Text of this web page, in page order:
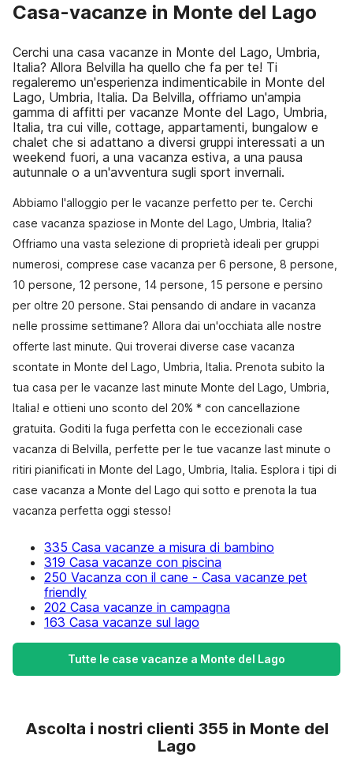
Casa-vacanze in Monte del Lago
Cerchi una casa vacanze in Monte del Lago, Umbria,
Italia? Allora Belvilla ha quello che fa per te! Ti
regaleremo un'esperienza indimenticabile in Monte del
Lago, Umbria, Italia. Da Belvilla, offriamo un'ampia
gamma di affitti per vacanze Monte del Lago, Umbria,
Italia, tra cui ville, cottage, appartamenti, bungalow e
chalet che si adattano a diversi gruppi interessati a un
weekend fuori, a una vacanza estiva, a una pausa
autunnale o a un'avventura sugli sport invernali.
Abbiamo l'alloggio per le vacanze perfetto per te. Cerchi
case vacanza spaziose in Monte del Lago, Umbria, Italia?
Offriamo una vasta selezione di proprietà ideali per gruppi
numerosi, comprese case vacanza per 6 persone, 8 persone,
10 persone, 12 persone, 14 persone, 15 persone e persino
per oltre 20 persone. Stai pensando di andare in vacanza
nelle prossime settimane? Allora dai un'occhiata alle nostre
offerte last minute. Qui troverai diverse case vacanza
scontate in Monte del Lago, Umbria, Italia. Prenota subito la
tua casa per le vacanze last minute Monte del Lago, Umbria,
Italia! e ottieni uno sconto del 20% * con cancellazione
gratuita. Goditi la fuga perfetta con le eccezionali case
vacanza di Belvilla, perfette per le tue vacanze last minute o
ritiri pianificati in Monte del Lago, Umbria, Italia. Esplora i tipi di
case vacanza a Monte del Lago qui sotto e prenota la tua
vacanza perfetta oggi stesso!
335 Casa vacanze a misura di bambino
319 Casa vacanze con piscina
250 Vacanza con il cane - Casa vacanze pet
friendly
202 Casa vacanze in campagna
163 Casa vacanze sul lago
Tutte le case vacanze a Monte del Lago
Ascolta i nostri clienti 355 in Monte del
Lago